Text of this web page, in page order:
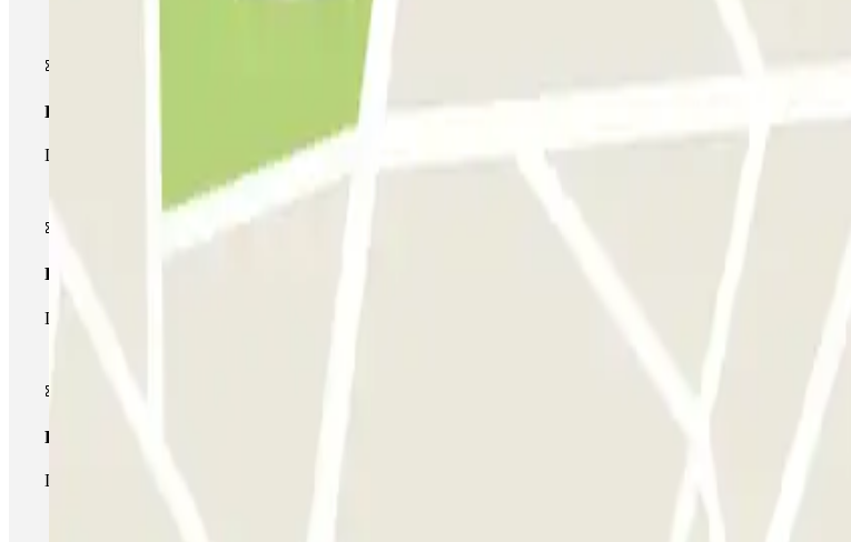
Passe simples
Durante a sua estadia, só poderá entrar e sair do parque de estacionamento uma vez.
Passe multiestacionamento
Durante a sua estadia, pode utilizar toda a rede de parques de estacionamento deste operador disponível em Parclick.
Passe ilimitado
Durante a sua estadia, pode entrar e sair do parque de estacionamento as vezes que quiser.